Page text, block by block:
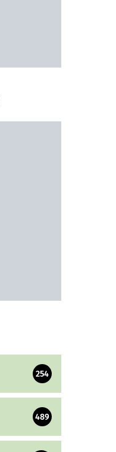
254
489